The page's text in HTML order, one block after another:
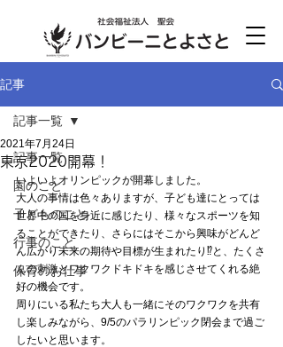
記事
記事一覧
園のこと
子どものこと
行事のこと
保育のお仕事
記事一覧
東京2020開幕！
2021年7月24日
いよいよオリンピックが開幕しました。
大人の事情は色々ありますが、子ども達にとっては
世界中の国を身近に感じたり、様々なスポーツを知
ることができたり、さらにはそこから興味がどんど
ん広がり未来の期待や目標が生まれたり⁉と、たくさ
んの刺激とワクワクドキドキを感じさせてくれる絶
好の機会です。
周りにいる私たち大人も一緒にそのワクワクを共有
し楽しみながら、9/5のパラリンピック閉会まで過ご
したいと思います。